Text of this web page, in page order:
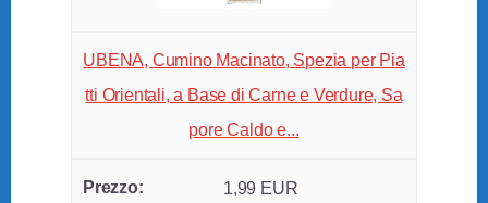
UBENA, Cumino Macinato, Spezia per Pia
tti Orientali, a Base di Carne e Verdure, Sa
pore Caldo e...
1,99 EUR